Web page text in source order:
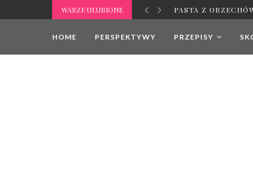
WASZE ULUBIONE PASTA Z
HOME PERSPEKTYWY PRZEPISY